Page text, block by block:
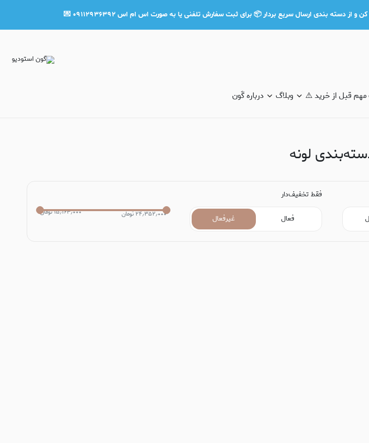
دسته بندی ارسال سریع بردار 📦 برای ثبت سفارش تلفنی یا به صورت اس ام اس ۰۹۱۱۲۹۳۶۳۹۲ 💌
مهم قبل از خرید ⚠️ وبلاگ درباره گَون
لونه
فقط تخفیف‌دار
فعال غیرفعال
۱۵٫۱۶۳٫۰۰۰ تومان ۲۴٫۳۵۲٫۰۰۰ تومان